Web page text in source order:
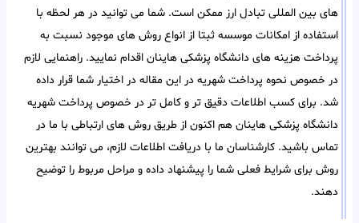
های بین المللی تبادل ارز ممکن است. شما می توانید در هر لحظه با
استفاده از امکانات موسسه ثبتا از انواع روش های موجود نسبت به
پرداخت هزینه های دانشگاه پزشکی هاینان اقدام نمایید. راهنمایی لازم
در خصوص نحوه پرداخت شهریه در این مقاله در اختیار شما قرار داده
شد. برای کسب اطلاعات دقیق تر و کامل تر در خصوص پرداخت شهریه
دانشگاه پزشکی هاینان هم اکنون از طریق روش های ارتباطی با ما در
تماس باشید. کارشناسان ما با دریافت اطلاعات لازم، می توانند بهترین
روش برای شرایط فعلی شما را پیشنهاد داده و مراحل مربوط را توضیح
دهند.